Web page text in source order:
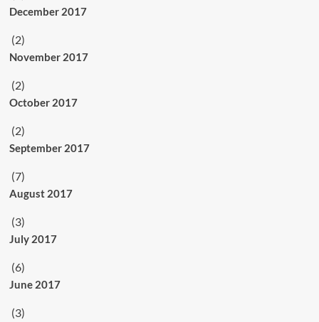
December 2017
(2)
November 2017
(2)
October 2017
(2)
September 2017
(7)
August 2017
(3)
July 2017
(6)
June 2017
(3)